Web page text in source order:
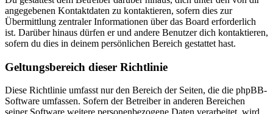
angegebenen Kontaktdaten zu kontaktieren, sofern dies zur
Übermittlung zentraler Informationen über das Board erforderlich
ist. Darüber hinaus dürfen er und andere Benutzer dich kontaktieren,
sofern du dies in deinem persönlichen Bereich gestattet hast.
Geltungsbereich dieser Richtlinie
Diese Richtlinie umfasst nur den Bereich der Seiten, die die phpBB-
Software umfassen. Sofern der Betreiber in anderen Bereichen